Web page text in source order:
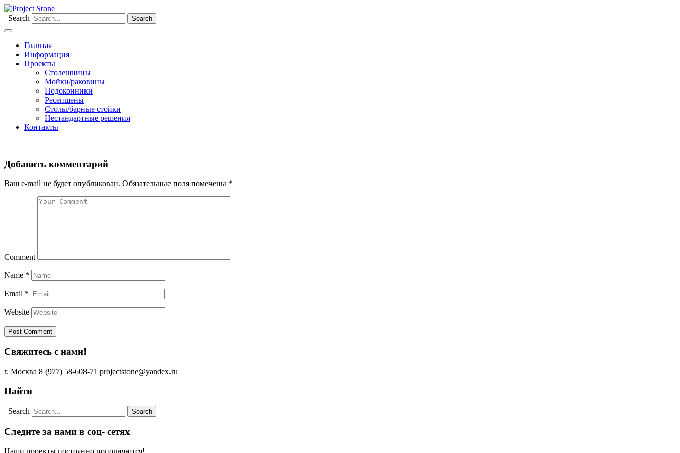
Search
Главная
Информация
Проекты
Столешницы
Мойки/раковины
Подоконники
Ресепшены
Столы/барные стойки
Нестандартные решения
Контакты
Добавить комментарий
Ваш e-mail не будет опубликован. Обязательные поля помечены *
Comment
Name *
Email *
Website
Свяжитесь с нами!
г. Москва 8 (977) 58-608-71 projectstone@yandex.ru
Найти
Search
Следите за нами в соц- сетях
Наши проекты постоянно пополняются!